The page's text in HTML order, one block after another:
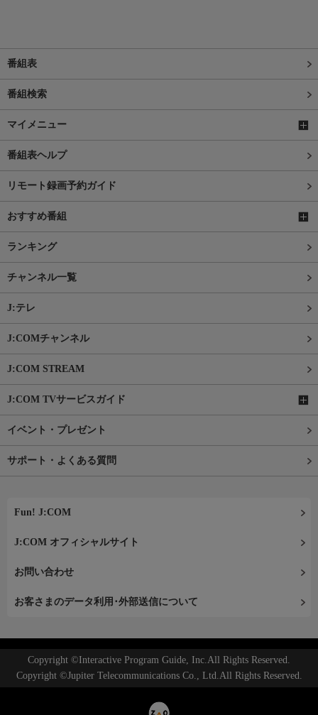
番組表
番組検索
マイメニュー
番組表ヘルプ
リモート録画予約ガイド
おすすめ番組
ランキング
チャンネル一覧
J:テレ
J:COMチャンネル
J:COM STREAM
J:COM TVサービスガイド
イベント・プレゼント
サポート・よくある質問
Fun! J:COM
J:COM オフィシャルサイト
お問い合わせ
お客さまのデータ利用･外部送信について
Copyright ©Interactive Program Guide, Inc.All Rights Reserved.
Copyright ©Jupiter Telecommunications Co., Ltd.All Rights Reserved.